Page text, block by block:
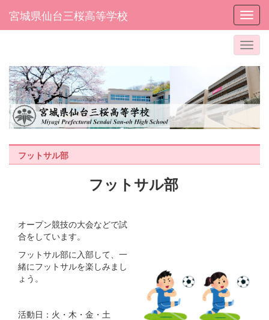
宮城県仙台三桜高等学校
フットサル部
フットサル部
オープン競技の大会などで試
合をしています。
フットサル部に入部して、一
緒にフットサルを楽しみまし
ょう。
活動日：火・木・金・土